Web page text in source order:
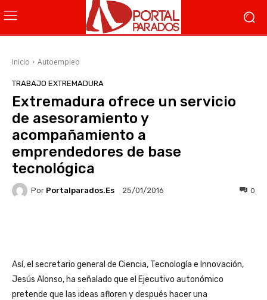
Inicio Autoempleo
TRABAJO EXTREMADURA
Extremadura ofrece un servicio
de asesoramiento y
acompañamiento a
emprendedores de base
tecnológica
Por Portalparados.es 25/01/2016 0
Así, el secretario general de Ciencia, Tecnología e Innovación,
Jesús Alonso, ha señalado que el Ejecutivo autonómico
pretende que las ideas afloren y después hacer una